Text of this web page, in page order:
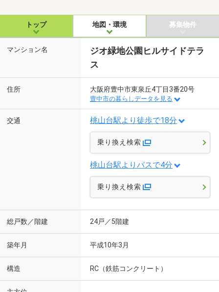
トップ 地図・環境 募集物件
マンション名
ジオ緑地公園ヒルサイドテラ
ス
住所 大阪府豊中市東泉丘4丁目3番20号
豊中市の暮らしデータを見る
交通 桃山台駅より徒歩で18分
乗り換え検索
桃山台駅よりバスで4分
乗り換え検索
総戸数／階建 24戸／5階建
築年月 平成10年3月
構造 RC（鉄筋コンクリート）